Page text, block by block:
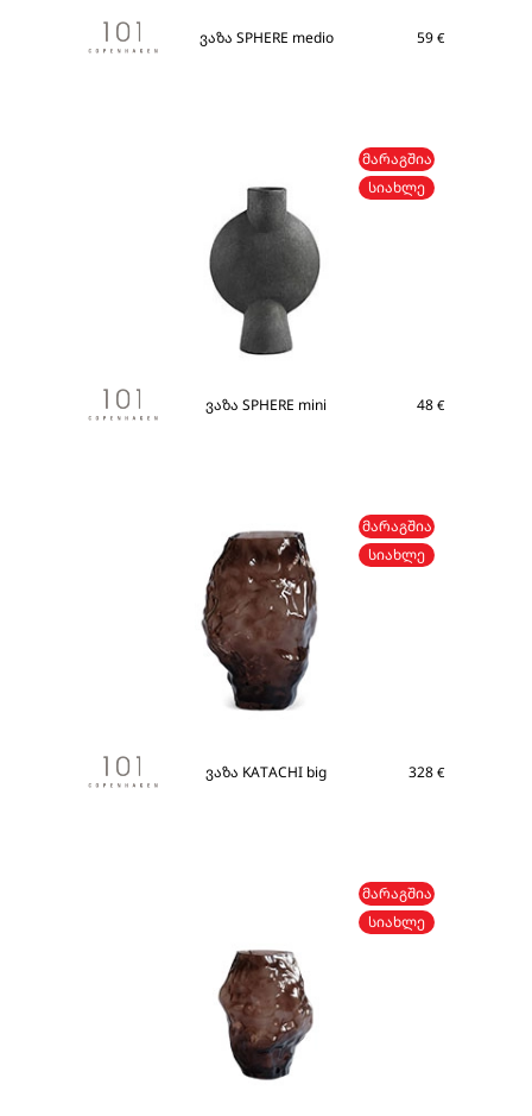
ვაზა SPHERE medio 59 €
ᲛᲐᲠᲐᲒᲨᲘᲐ
ᲡᲘᲐᲮᲚᲔ
ვაზა SPHERE mini 48 €
ᲛᲐᲠᲐᲒᲨᲘᲐ
ᲡᲘᲐᲮᲚᲔ
ვაზა KATACHI big 328 €
ᲛᲐᲠᲐᲒᲨᲘᲐ
ᲡᲘᲐᲮᲚᲔ